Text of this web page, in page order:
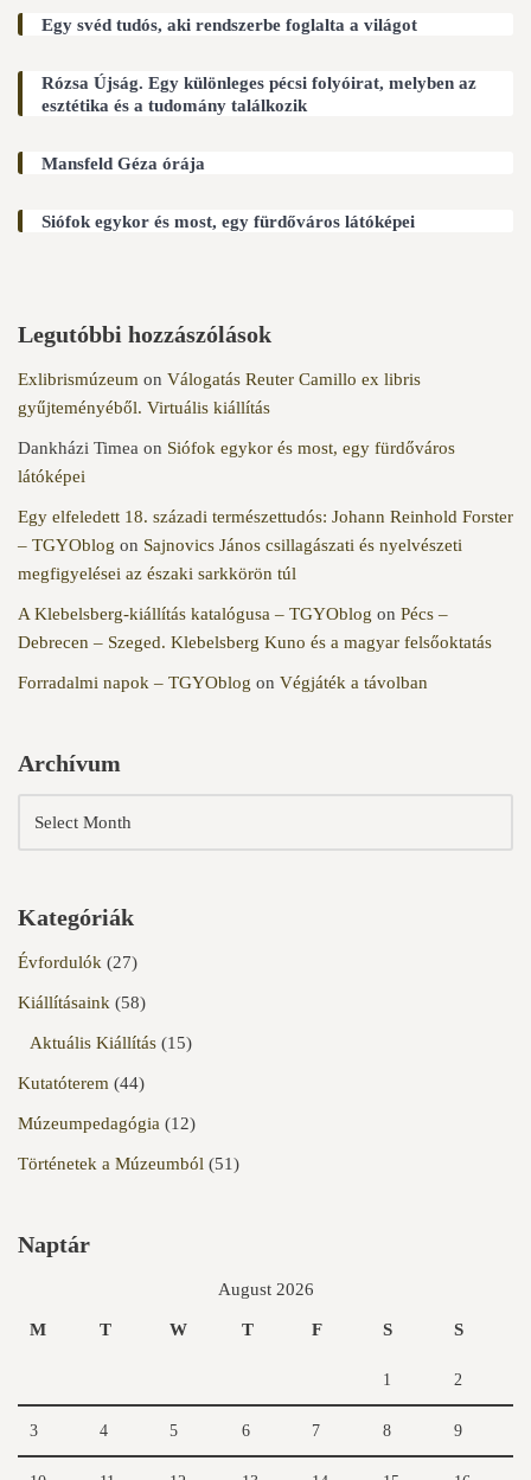
Egy svéd tudós, aki rendszerbe foglalta a világot
Rózsa Újság. Egy különleges pécsi folyóirat, melyben az
esztétika és a tudomány találkozik
Mansfeld Géza órája
Siófok egykor és most, egy fürdőváros látóképei
Legutóbbi hozzászólások
Exlibrismúzeum on Válogatás Reuter Camillo ex libris
gyűjteményéből. Virtuális kiállítás
Dankházi Timea on Siófok egykor és most, egy fürdőváros
látóképei
Egy elfeledett 18. századi természettudós: Johann Reinhold Forster
– TGYOblog on Sajnovics János csillagászati és nyelvészeti
megfigyelései az északi sarkkörön túl
A Klebelsberg-kiállítás katalógusa – TGYOblog on Pécs –
Debrecen – Szeged. Klebelsberg Kuno és a magyar felsőoktatás
Forradalmi napok – TGYOblog on Végjáték a távolban
Archívum
Kategóriák
Évfordulók (27)
Kiállításaink (58)
Aktuális Kiállítás (15)
Kutatóterem (44)
Múzeumpedagógia (12)
Történetek a Múzeumból (51)
Naptár
August 2026
M T W T F S S
1 2
3 4 5 6 7 8 9